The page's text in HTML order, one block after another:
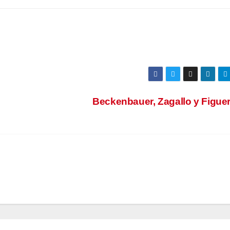
Beckenbauer, Zagallo y